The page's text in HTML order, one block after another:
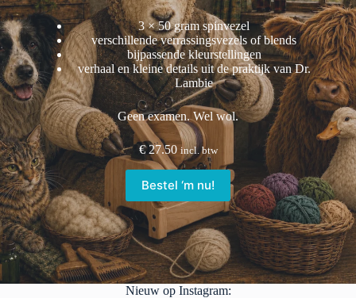
3 × 50 gram spinvezel
verschillende verrassingsvezels of blends
bijpassende kleurstellingen
verhaal en kleine details uit de praktijk van Dr.
Lambie
Geen examen. Wel wol.
€27.50 incl. btw
Bestel ‘m nu!
Nieuw op Instagram: